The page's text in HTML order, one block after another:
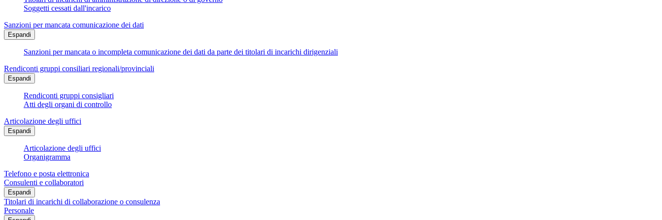
Soggetti cessati dall'incarico
Sanzioni per mancata comunicazione dei dati
Espandi
Sanzioni per mancata o incompleta comunicazione dei dati da parte dei titolari di incarichi dirigenziali
Rendiconti gruppi consiliari regionali/provinciali
Espandi
Rendiconti gruppi consigliari
Atti degli organi di controllo
Articolazione degli uffici
Espandi
Articolazione degli uffici
Organigramma
Telefono e posta elettronica
Consulenti e collaboratori
Espandi
Titolari di incarichi di collaborazione o consulenza
Personale